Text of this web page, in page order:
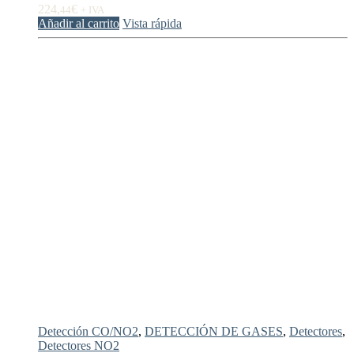
224,44€ + IVA
Añadir al carrito Vista rápida
Detección CO/NO2, DETECCIÓN DE GASES, Detectores,
Detectores NO2